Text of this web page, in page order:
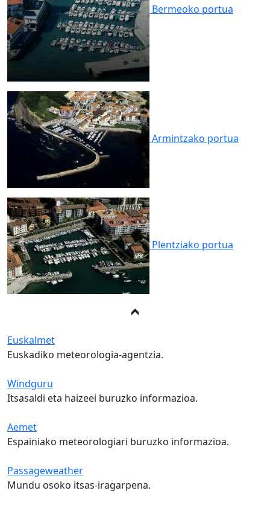
Bermeoko portua
Armintzako portua
Plentziako portua
Euskalmet
Euskadiko meteorologia-agentzia.
Windguru
Itsasaldi eta haizeei buruzko informazioa.
Aemet
Espainiako meteorologiari buruzko informazioa.
Passageweather
Mundu osoko itsas-iragarpena.